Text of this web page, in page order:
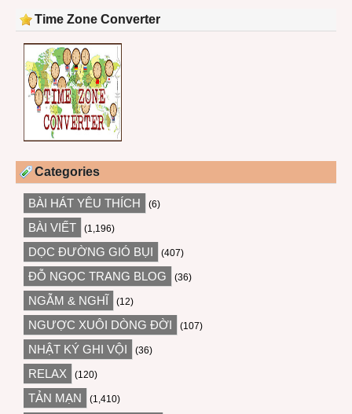
Time Zone Converter
Categories
BÀI HÁT YÊU THÍCH (6)
BÀI VIẾT (1,196)
DỌC ĐƯỜNG GIÓ BỤI (407)
ĐỖ NGỌC TRANG BLOG (36)
NGẪM & NGHĨ (12)
NGƯỢC XUÔI DÒNG ĐỜI (107)
NHẬT KÝ GHI VỘI (36)
RELAX (120)
TẢN MẠN (1,410)